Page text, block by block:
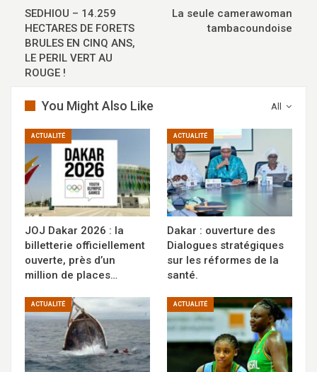
SEDHIOU – 14.259
HECTARES DE FORETS
BRULES EN CINQ ANS,
LE PERIL VERT AU
ROUGE !
La seule camerawoman
tambacoundoise
All
You Might Also Like
ACTUALITÉ
JOJ Dakar 2026 : la
billetterie officiellement
ouverte, près d’un
million de places…
ACTUALITÉ
Dakar : ouverture des
Dialogues stratégiques
sur les réformes de la
santé.
ACTUALITÉ ACTUALITÉ